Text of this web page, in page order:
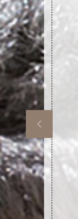
l’intérieur
place dans
grande
être sûr de
travail
en œuvre